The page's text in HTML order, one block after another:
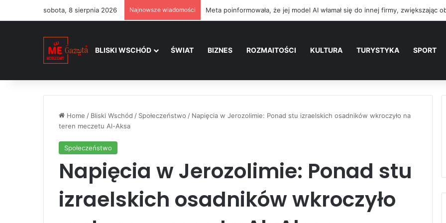
sobota, 8 sierpnia 2026 Najnowsze wiadomości
BLISKI WSCHÓD ŚWIAT BIZNES ROZMAITOŚCI KULTURA TURYSTYKA SPORT
Home / Bliski Wschód / Społeczeństwo / Napięcia w Jerozolimie: Ponad stu izraelskich osadników wkroczyło na
teren meczetu Al-Aksa
Społeczeństwo
Napięcia w Jerozolimie: Ponad stu
izraelskich osadników wkroczyło